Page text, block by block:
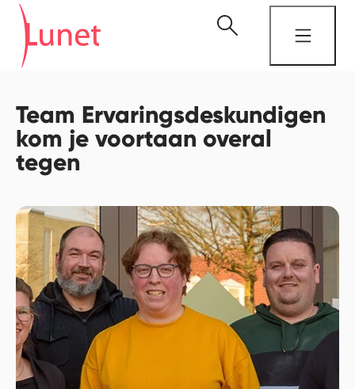
Team Ervaringsdeskundigen
kom je voortaan overal
tegen